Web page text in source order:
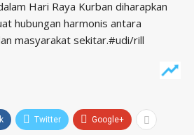
Hari Raya Kurban diharapkan
hubungan harmonis antara
masyarakat sekitar.#udi/rill
Twitter Google+